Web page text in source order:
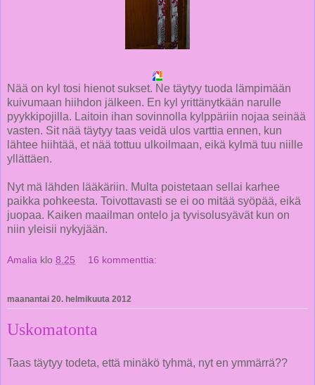
Nää on kyl tosi hienot sukset. Ne täytyy tuoda lämpimään
kuivumaan hiihdon jälkeen. En kyl yrittänytkään narulle
pyykkipojilla. Laitoin ihan sovinnolla kylppäriin nojaa seinää
vasten. Sit nää täytyy taas veidä ulos varttia ennen, kun
lähtee hiihtää, et nää tottuu ulkoilmaan, eikä kylmä tuu niille
yllättäen.
Nyt mä lähden lääkäriin. Multa poistetaan sellai karhee
paikka pohkeesta. Toivottavasti se ei oo mitää syöpää, eikä
juopaa. Kaiken maailman ontelo ja tyvisolusyävät kun on
niin yleisii nykyjään.
Amalia klo 8.25 16 kommenttia:
maanantai 20. helmikuuta 2012
Uskomatonta
Taas täytyy todeta, että minäkö tyhmä, nyt en ymmärrä??